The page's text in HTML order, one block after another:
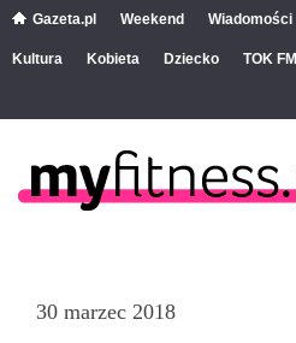
Gazeta.pl Weekend Wiadomości
Kultura Kobieta Dziecko TOK FM
30 marzec 2018